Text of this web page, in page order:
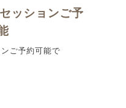
ッションご予
ご予約可能で